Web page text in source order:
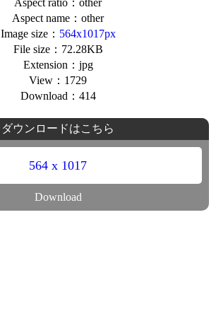
Aspect ratio：other
Aspect name：other
Image size： 564x1017px
File size：72.28KB
Extension：jpg
View：1729
Download：414
ダウンロードはこちら
564 x 1017
Download